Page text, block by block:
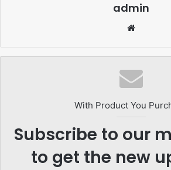
admin
With Product You
Subscribe to our
to get the new